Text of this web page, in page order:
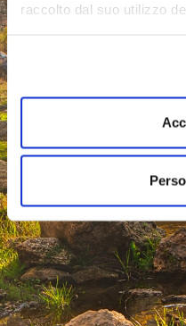
raccolto dal suo utilizzo